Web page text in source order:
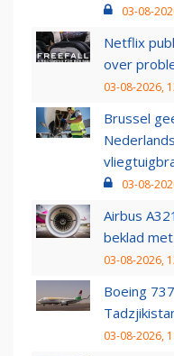
03-08-
Netflix
over
03-08-2026,
Brussel
03-08-
Airbus
beklad
03-08-2026,
Boeing
03-08-2026,